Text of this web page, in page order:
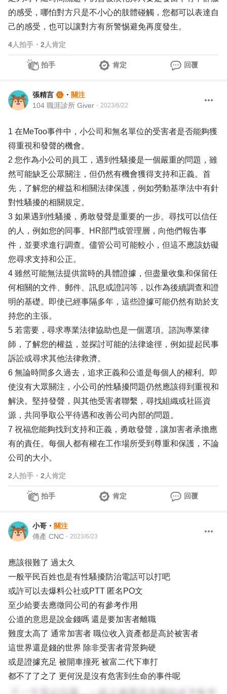
的感受，哪怕對方只是不小心的肢體碰觸，您都可以表達自
己的感受，也可以讓對方有所警惕避免再度發生。
4人拍手 ・ 2 人肯定
拍手 肯定 回覆
張精言 ・ 關注
104 職涯診所 Giver ・ 2023/6/22
1 在MeToo事件中，小公司和無名單位的受害者是否能夠獲
得重視和發聲的機會。
2 您作為小公司的員工，遇到性騷擾是一個嚴重的問題，雖
然可能缺乏公眾關注，但仍然有機會獲得支持和正義。首
先，了解您的權益和相關法律保護，例如勞動基準法中有針
對性騷擾的相關規定。
3 如果遇到性騷擾，勇敢發聲是重要的一步。尋找可以信任
的人，例如您的同事、HR部門或管理層，向他們報告事
件，並要求進行調查。儘管公司可能較小，但這不應該妨礙
您尋求支持和公正。
4 雖然可能無法提供當時的具體證據，但盡量收集和保留任
何相關的文件、郵件、訊息或證詞等，以作為後續調查和證
明的基礎。即使已經事隔多年，這些證據可能仍然有助於支
持您的主張。
5 若需要，尋求專業法律協助也是一個選項。諮詢專業律
師，了解您的權益，並探討可能的法律途徑，例如提起民事
訴訟或尋求其他法律救濟。
6 無論時間多久過去，追求正義和公道是每個人的權利。即
使沒有大眾關注，小公司的性騷擾問題仍然應該得到重視和
解決。堅持發聲，與其他受害者聯繫，尋找組織或社區資
源，共同爭取公平待遇和改善公司內部的問題。
7 祝福您能夠找到支持和正義，勇敢發聲，讓加害者承擔應
有的責任。每個人都有權在工作場所受到尊重和保護，不論
公司的大小。
2 人拍手 ・ 2 人肯定
拍手 肯定 回覆
小哥 ・ 關注
傳產 CNC ・ 2023/6/23
應該很難了 過太久
一般平民百姓也是有性騷擾防治電話可以打吧
或許可以去爆料公社或PTT 匿名PO文
至少給要去應徵同公司的有參考作用
公道的意思是說金錢嗎 還是要加害者離職
難度太高了 通常加害者 職位收入資產都是高於被害者
這世界還是錢的世界 除非受害者背景夠硬
或是證據充足 被開車撞死 被富二代下車打
都不了了之了 更何況是沒有危害到生命的事件呢